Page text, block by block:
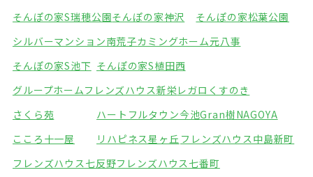
そんぽの家S瑞穂公園そんぽの家神沢
そんぽの家松葉公園
シルバーマンション南荒子カミングホーム元八事
そんぽの家S池下 そんぽの家S植田西
グループホームフレンズハウス新栄 レガロくすのき
さくら苑
ハートフルタウン今池Gran樹NAGOYA
こころ十一屋
リハピネス星ヶ丘 フレンズハウス中島新町
フレンズハウス七反野フレンズハウス七番町